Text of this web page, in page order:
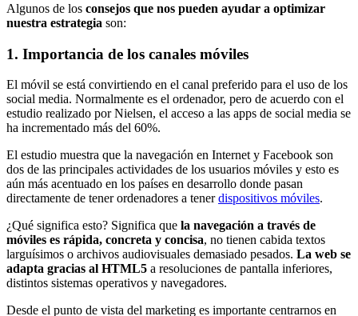
Algunos de los consejos que nos pueden ayudar a optimizar
nuestra estrategia son:
1. Importancia de los canales móviles
El móvil se está convirtiendo en el canal preferido para el uso de los
social media. Normalmente es el ordenador, pero de acuerdo con el
estudio realizado por Nielsen, el acceso a las apps de social media se
ha incrementado más del 60%.
El estudio muestra que la navegación en Internet y Facebook son
dos de las principales actividades de los usuarios móviles y esto es
aún más acentuado en los países en desarrollo donde pasan
directamente de tener ordenadores a tenerdispositivos móviles.
¿Qué significa esto? Significa que la navegación a través de
móviles es rápida, concreta y concisa, no tienen cabida textos
larguísimos o archivos audiovisuales demasiado pesados. La web se
adapta gracias al HTML5 a resoluciones de pantalla inferiores,
distintos sistemas operativos y navegadores.
Desde el punto de vista del marketing es importante centrarnos en